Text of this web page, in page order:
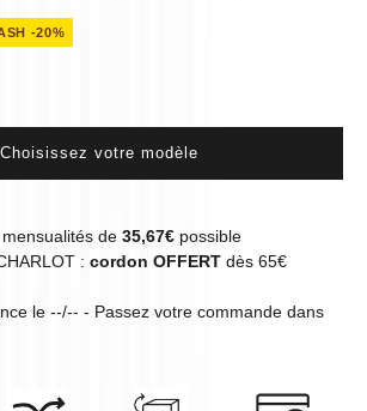
-20%
Choisissez votre modèle
de 35,67€ possible
: cordon OFFERT dès 65€
le --/-- - Passez votre commande dans